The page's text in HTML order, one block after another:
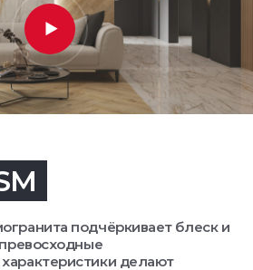
подчёркивает блеск и
делают